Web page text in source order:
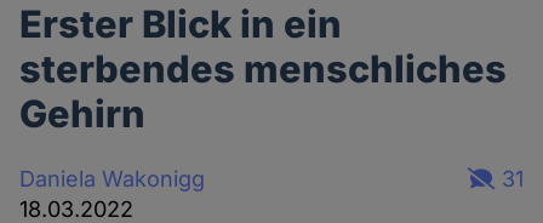
Erster Blick in ein
sterbendes menschliches
Gehirn
Daniela Wakonigg
18.03.2022
31